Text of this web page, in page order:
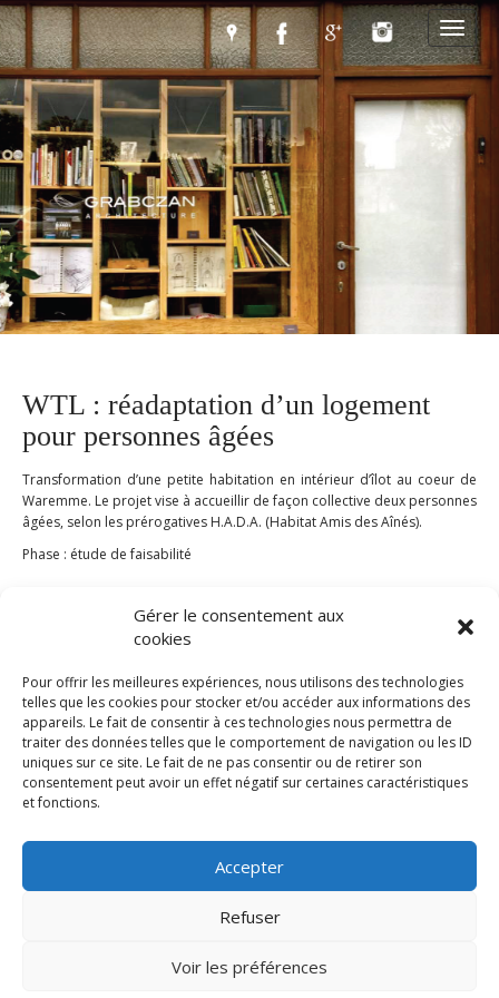
Gérer le consentement aux
cookies
Pour offrir les meilleures expériences, nous utilisons des technologies
telles que les cookies pour stocker et/ou accéder aux informations des
appareils. Le fait de consentir à ces technologies nous permettra de
traiter des données telles que le comportement de navigation ou les ID
uniques sur ce site. Le fait de ne pas consentir ou de retirer son
consentement peut avoir un effet négatif sur certaines caractéristiques
et fonctions.
Accepter
Refuser
Voir les préférences
M
a
i
n
m
e
n
u
S
k
i
p
t
o
c
o
n
t
e
n
t
WTL : réadaptation d’un logement
pour personnes âgées
Transformation d’une petite habitation en intérieur d’îlot au coeur de
Waremme. Le projet vise à accueillir de façon collective deux personnes
âgées, selon les prérogatives H.A.D.A. (Habitat Amis des Aînés).
Phase : étude de faisabilité
WTL : adaptation d’un logement en
intérieur d’îlot